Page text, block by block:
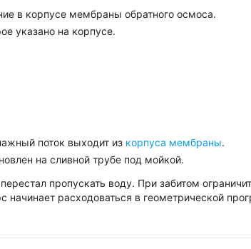
в корпусе мембраны обратного осмоса.
указано на корпусе.
поток выходит из корпуса мембраны.
на сливной трубе под мойкой.
пропускать воду. При забитом
начинает расходоваться в геометрической